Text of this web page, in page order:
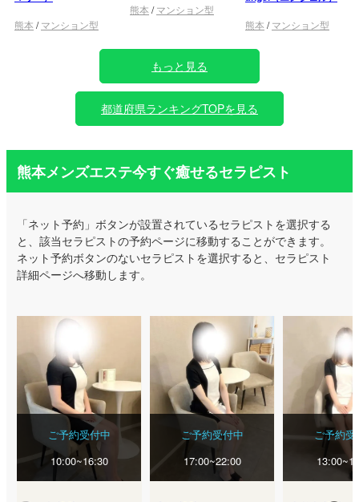
熊本 /マンション型
熊本 /マンション型
熊本 /マンション型
もっと見る
都道府県ランキングTOPを見る
熊本メンズエステ今すぐ癒せるセラピスト
「ネット予約」ボタンが設置されているセラピストを選択する
と、該当セラピストの予約ページに移動することができます。
ネット予約ボタンのないセラピストを選択すると、セラピスト
詳細ページへ移動します。
ご予約受付中
10:00~16:30
ご予約受付中
17:00~22:00
ご予約受